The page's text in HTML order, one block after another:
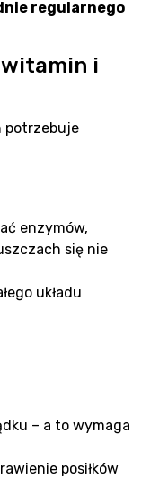
regularnego
witamin i
potrzebuje
enzymów,
się nie
układu
– a to wymaga
posiłków